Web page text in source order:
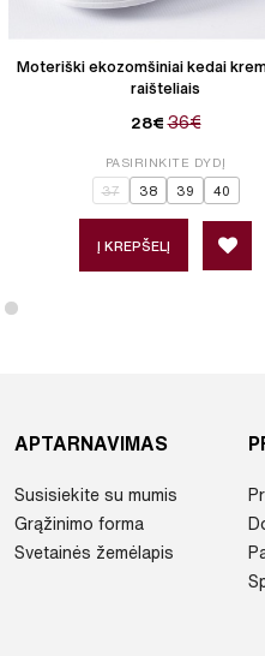
Moteriški ekozomšiniai kedai
raišteliais
28€ 36€
PASIRINKITE DYDĮ
37 38 39 40
Į KREPŠELĮ
APTARNAVIMAS
Susisiekite su mumis
Grąžinimo forma
Svetainės žemėlapis